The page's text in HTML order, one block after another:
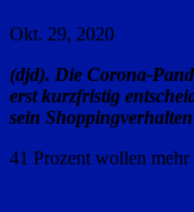
Okt. 29, 2020
(djd). Die Corona-
erst kurzfristig
sein
41 Prozent wollen